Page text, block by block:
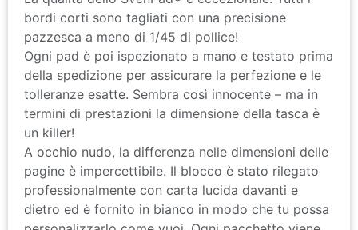
bordi corti sono tagliati con una precisione
pazzesca a meno di 1/45 di pollice!
Ogni pad è poi ispezionato a mano e testato prima
della spedizione per assicurare la perfezione e le
tolleranze esatte. Sembra così innocente – ma in
termini di prestazioni la dimensione della tasca è
un killer!
A occhio nudo, la differenza nelle dimensioni delle
pagine è impercettibile. Il blocco è stato rilegato
professionalmente con carta lucida davanti e
dietro ed è fornito in bianco in modo che tu possa
personalizzarlo come vuoi. Ogni pacchetto viene